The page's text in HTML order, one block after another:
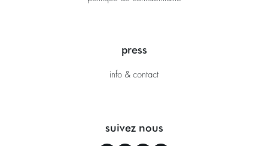
press
info & contact
suivez nous